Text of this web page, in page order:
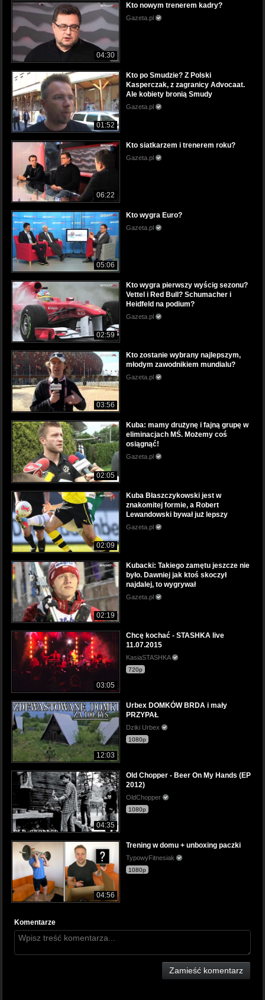
04:30
Kto nowym trenerem kadry?
Gazeta.pl
01:52
Kto po Smudzie? Z Polski
Kasperczak, z zagranicy Advocaat.
Ale kobiety bronią Smudy
Gazeta.pl
06:22
Kto siatkarzem i trenerem roku?
Gazeta.pl
05:06
Kto wygra Euro?
Gazeta.pl
02:59
Kto wygra pierwszy wyścig sezonu?
Vettel i Red Bull? Schumacher i
Heidfeld na podium?
Gazeta.pl
03:56
Kto zostanie wybrany najlepszym,
młodym zawodnikiem mundialu?
Gazeta.pl
02:05
Kuba: mamy drużynę i fajną grupę w
eliminacjach MŚ. Możemy coś
osiągnąć!
Gazeta.pl
02:09
Kuba Błaszczykowski jest w
znakomitej formie, a Robert
Lewandowski bywał już lepszy
Gazeta.pl
02:19
Kubacki: Takiego zamętu jeszcze nie
było. Dawniej jak ktoś skoczył
najdalej, to wygrywał
Gazeta.pl
03:05
Chcę kochać - STASHKA live
11.07.2015
KasiaSTASHKA
720p
12:03
Urbex DOMKÓW BRDA i mały
PRZYPAŁ
Dziki Urbex
1080p
04:35
Old Chopper - Beer On My Hands (EP
2012)
OldChopper
1080p
04:56
Trening w domu + unboxing paczki
TypowyFitnesiak
1080p
Komentarze
Zamieść komentarz